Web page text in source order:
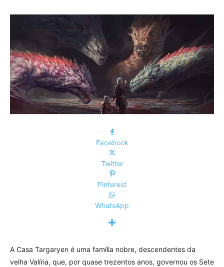
Facebook
Twitter
Pinterest
WhatsApp
A Casa Targaryen é uma família nobre, descendentes da
velha Valíria, que, por quase trezentos anos, governou os Sete